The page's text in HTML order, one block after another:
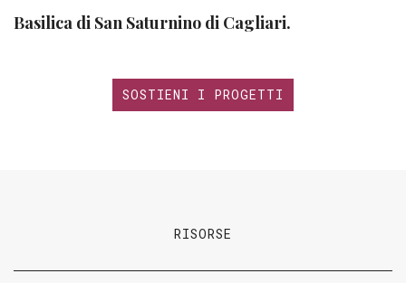
Basilica di San Saturnino di Cagliari.
SOSTIENI I PROGETTI
RISORSE